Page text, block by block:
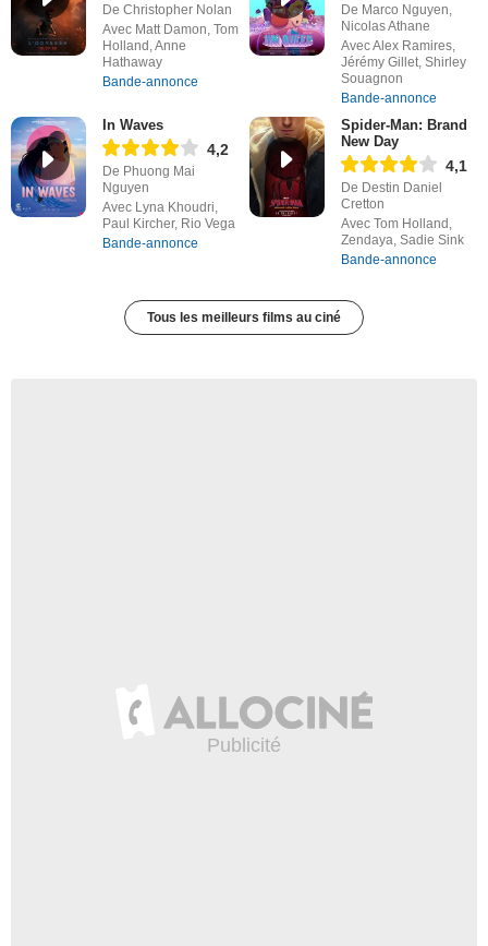
De Christopher Nolan
Avec Matt Damon, Tom
Holland, Anne
Hathaway
Bande-annonce
De Marco Nguyen,
Nicolas Athane
Avec Alex Ramires,
Jérémy Gillet, Shirley
Souagnon
Bande-annonce
In Waves
4,2
De Phuong Mai
Nguyen
Avec Lyna Khoudri,
Paul Kircher, Rio Vega
Bande-annonce
Spider-Man: Brand
New Day
4,1
De Destin Daniel
Cretton
Avec Tom Holland,
Zendaya, Sadie Sink
Bande-annonce
Tous les meilleurs films au ciné